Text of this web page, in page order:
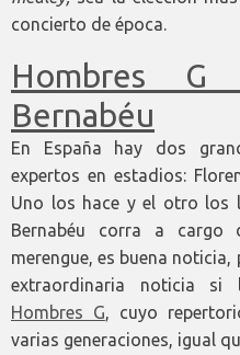
concierto de época.
Hombres
Bernabéu
En España hay dos
expertos en estadios:
Uno los hace y el otro los
Bernabéu corra a cargo
merengue, es buena
extraordinaria noticia
Hombres G, cuyo
varias generaciones, igual